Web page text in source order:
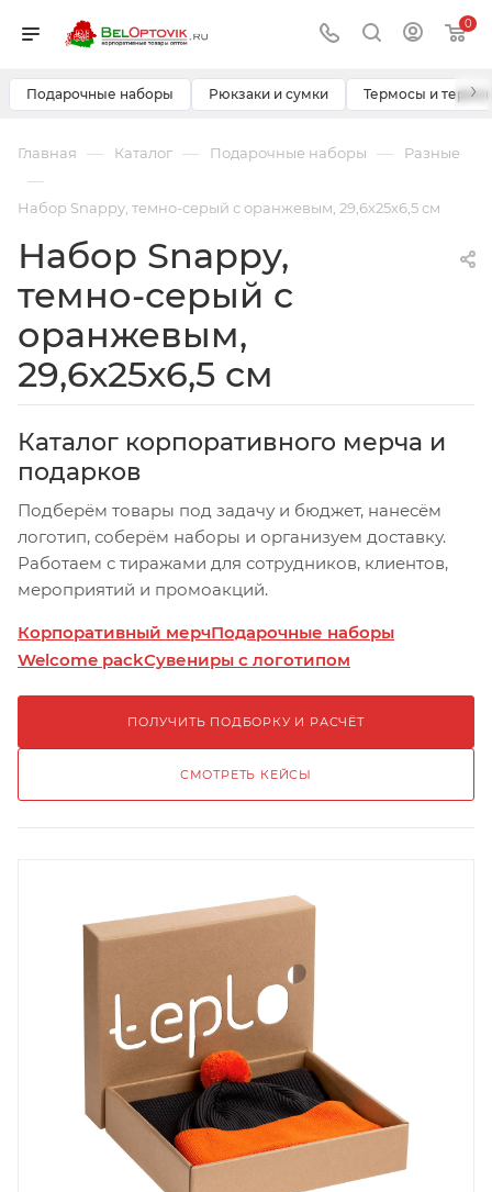
0
Подарочные наборы Рюкзаки и сумки Термосы и ›
Главная — Каталог — Подарочные наборы — Разные
—
Набор Snappy, темно-серый с оранжевым, 29,6х25х6,5 см
Набор Snappy,
темно-серый с
оранжевым,
29,6х25х6,5 см
Каталог корпоративного мерча и
подарков
Подберём товары под задачу и бюджет, нанесём
логотип, соберём наборы и организуем доставку.
Работаем с тиражами для сотрудников, клиентов,
мероприятий и промоакций.
Корпоративный мерчПодарочные наборы
Welcome packСувениры с логотипом
ПОЛУЧИТЬ ПОДБОРКУ И РАСЧЁТ
СМОТРЕТЬ КЕЙСЫ